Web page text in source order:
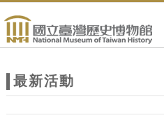
站最新活動